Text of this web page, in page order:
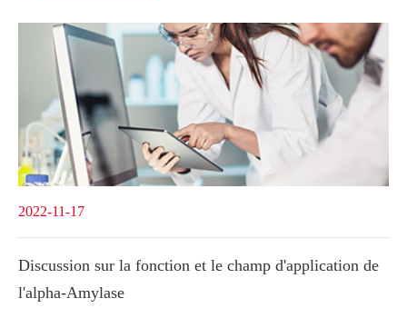
2022-11-17
Discussion sur la fonction et le champ d'application de
l'alpha-Amylase